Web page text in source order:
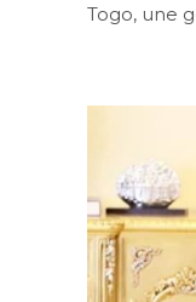
Togo, une